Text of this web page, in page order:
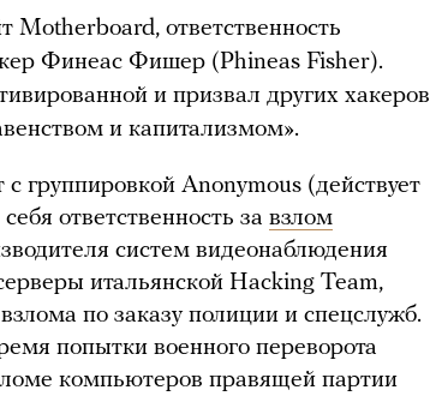
Motherboard, ответственность
Финеас Фишер (Phineas Fisher).
и призвал других хакеров
и капитализмом».
группировкой Anonymous (действует
ответственность за взлом
систем видеонаблюдения
итальянской Hacking Team,
по заказу полиции и спецслужб.
попытки военного переворота
компьютеров правящей партии